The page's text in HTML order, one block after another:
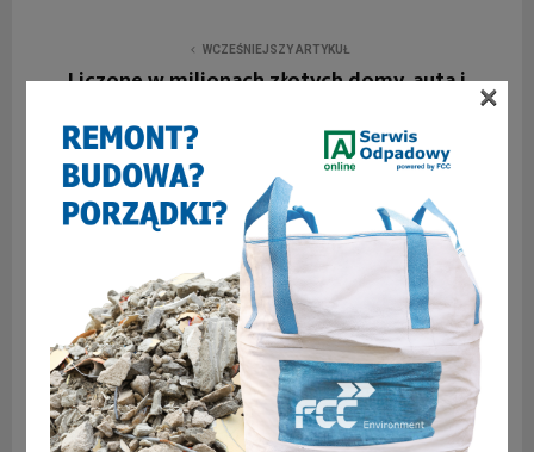
WCZEŚNIEJSZY ARTYKUŁ
Liczone w milionach złotych domy, auta i
oszczędności. Znamy oświadczenia majątkowe
prezydenta Zabrza i wiceprezydentów
NASTĘPNY ARTYKUŁ
Krzysztof Lewandowski pisze – O medycznych
odpadach, płatnym parkowaniu i kąpielisku
PODOBNE ARTYKUŁY
×